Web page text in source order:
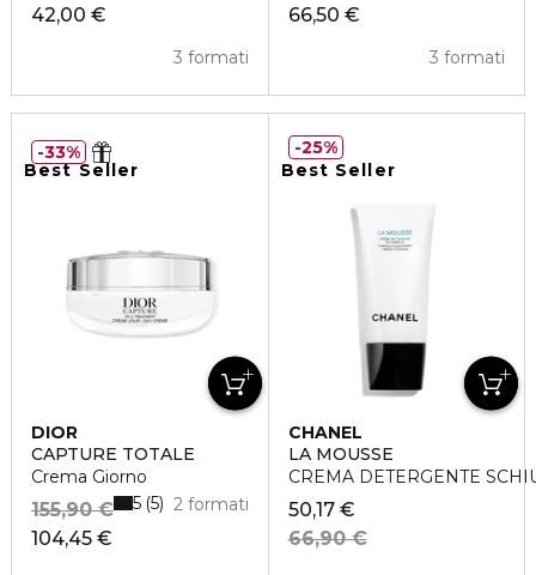
42,00 €
3 formati
66,50 €
3 formati
Best Seller
DIOR
CAPTURE TOTALE
Crema Giorno
104,45 €
155,90 € 2 formati
5 5
33%
Best Seller
CHANEL
LA MOUSSE
CREMA DETERGENTE
50,17 €
66,90 €
25%